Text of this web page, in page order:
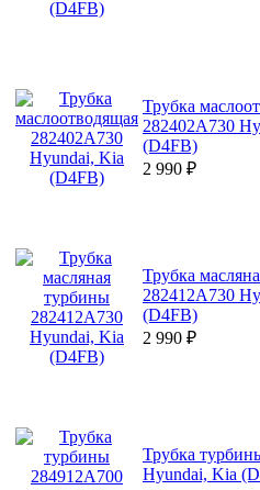
Трубка
282402A730
(D4FB)
2 990 ₽
Трубка
282412A730
(D4FB)
2 990 ₽
Трубка
Hyundai, Kia